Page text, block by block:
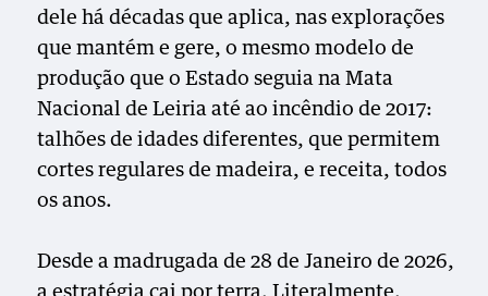
dele há décadas que aplica, nas explorações
que mantém e gere, o mesmo modelo de
produção que o Estado seguia na Mata
Nacional de Leiria até ao incêndio de 2017:
talhões de idades diferentes, que permitem
cortes regulares de madeira, e receita, todos
os anos.
Desde a madrugada de 28 de Janeiro de 2026,